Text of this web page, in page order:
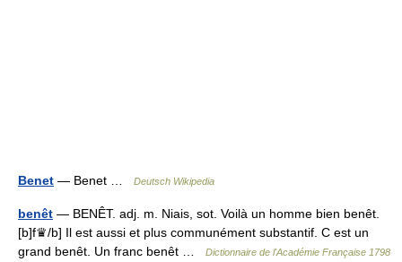
Benet — Benet … Deutsch Wikipedia
benêt — BENÊT. adj. m. Niais, sot. Voilà un homme bien benêt.
[b]f♛/b] Il est aussi et plus communément substantif. C est un
grand benêt. Un franc benêt …
Dictionnaire de l'Académie Française 1798